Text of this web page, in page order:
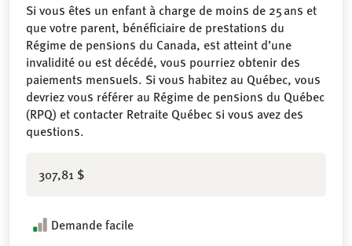
Si vous êtes un enfant à charge de moins de 25 ans et
que votre parent, bénéficiaire de prestations du
Régime de pensions du Canada, est atteint d’une
invalidité ou est décédé, vous pourriez obtenir des
paiements mensuels. Si vous habitez au Québec, vous
devriez vous référer au Régime de pensions du Québec
(RPQ) et contacter Retraite Québec si vous avez des
questions.
307,81 $
Demande facile